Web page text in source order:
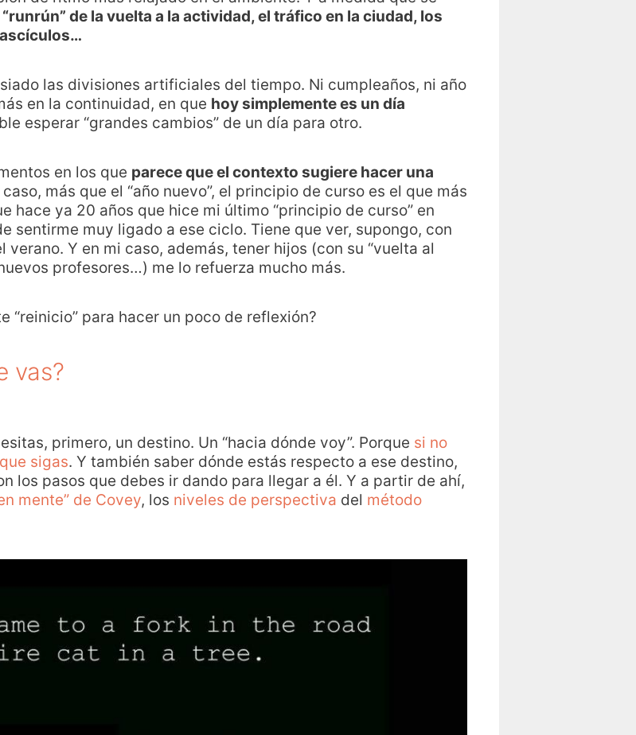
de la vuelta a la actividad, el tráfico en la ciudad, los
las divisiones artificiales del tiempo. Ni cumpleaños, ni año
en la continuidad, en que hoy simplemente es un día
esperar “grandes cambios” de un día para otro.
en los que parece que el contexto sugiere hacer una
caso, más que el “año nuevo”, el principio de curso es el que más
hace ya 20 años que hice mi último “principio de curso” en
sentirme muy ligado a ese ciclo. Tiene que ver, supongo, con
Y en mi caso, además, tener hijos (con su “vuelta al
profesores…) me lo refuerza mucho más.
“reinicio” para hacer un poco de reflexión?
vas?
primero, un destino. Un “hacia dónde voy”. Porque si no
sigas. Y también saber dónde estás respecto a ese destino,
los pasos que debes ir dando para llegar a él. Y a partir de ahí,
mente” de Covey, los niveles de perspectiva del método